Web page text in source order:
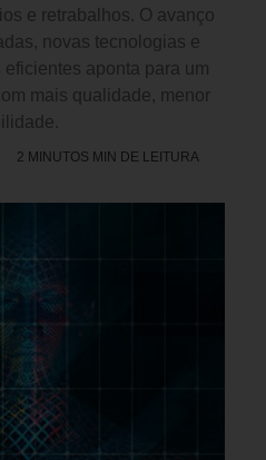
e retrabalhos. O avanço
novas tecnologias e
aponta para um
mais qualidade, menor
2 MINUTOS MIN DE LEITURA